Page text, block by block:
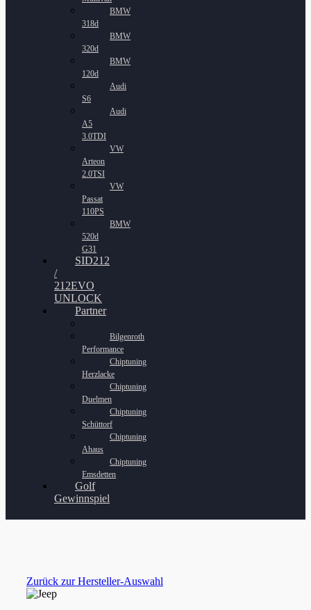
BMW
318d
BMW
320d
BMW
120d
Audi
S6
Audi
A5
3.0TDI
VW
Arteon
2.0TSI
VW
Passat
110PS
BMW
520d
G31
SID212
/
212EVO
UNLOCK
Partner
Bilgenroth
Performance
Chiptuning
Herzlacke
Chiptuning
Duelmen
Chiptuning
Schüttorf
Chiptuning
Ahaus
Chiptuning
Emsdetten
Golf
Gewinnspiel
Zurück zur Hersteller-Auswahl